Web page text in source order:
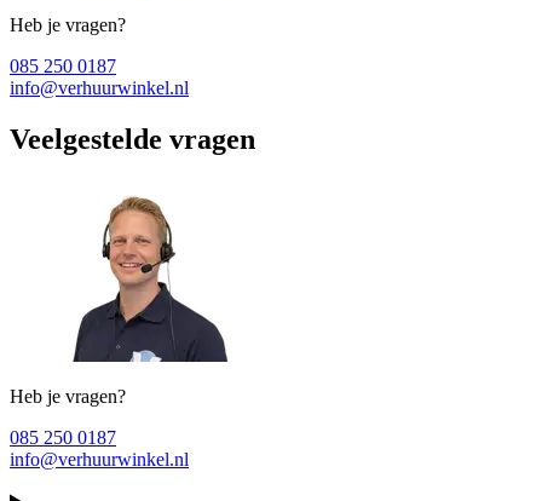
Heb je vragen?
085 250 0187
info@verhuurwinkel.nl
Veelgestelde vragen
Heb je vragen?
085 250 0187
info@verhuurwinkel.nl